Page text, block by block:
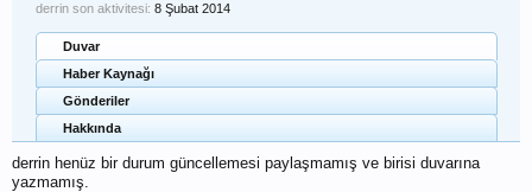
derrin son aktivitesi: 8 Şubat 2014
Duvar
Haber Kaynağı
Gönderiler
Hakkında
derrin henüz bir durum güncellemesi paylaşmamış ve birisi duvarına
yazmamış.